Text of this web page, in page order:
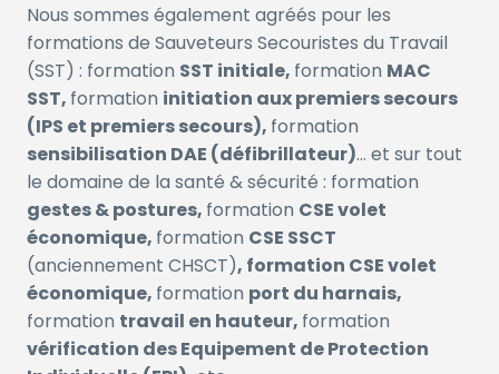
Nous sommes également agréés pour les
formations de Sauveteurs Secouristes du Travail
(SST) : formation SST initiale, formation MAC
SST, formation initiation aux premiers secours
(IPS et premiers secours), formation
sensibilisation DAE (défibrillateur)… et sur tout
le domaine de la santé & sécurité : formation
gestes & postures, formation CSE volet
économique, formation CSE SSCT
(anciennement CHSCT), formation CSE volet
économique, formation port du harnais,
formation travail en hauteur, formation
vérification des Equipement de Protection